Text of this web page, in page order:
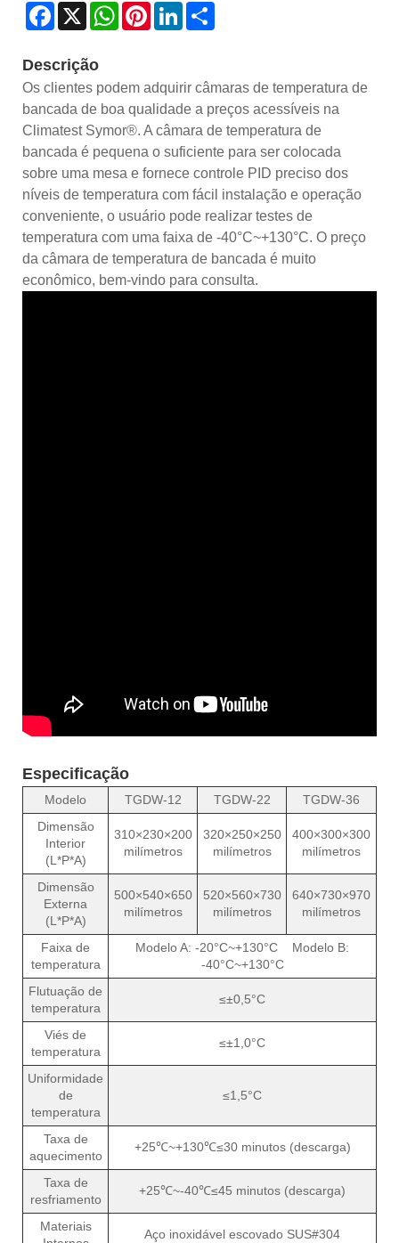
Facebook
X WhatsAppPinterestLinkedIn
Descrição
Os clientes podem adquirir câmaras de temperatura de
bancada de boa qualidade a preços acessíveis na
Climatest Symor®. A câmara de temperatura de
bancada é pequena o suficiente para ser colocada
sobre uma mesa e fornece controle PID preciso dos
níveis de temperatura com fácil instalação e operação
conveniente, o usuário pode realizar testes de
temperatura com uma faixa de -40°C~+130°C. O preço
da câmara de temperatura de bancada é muito
econômico, bem-vindo para consulta.
Especificação
Modelo TGDW-12 TGDW-22
TGDW-36
Dimensão
Interior
(L*P*A)
310×230×200
milímetros
320×250×250
milímetros
400×300×300
milímetros
Dimensão
Externa
(L*P*A)
500×540×650
milímetros
520×560×730
milímetros
640×730×970
milímetros
Faixa de
temperatura
Modelo A: -20°C~+130°C Modelo B:
-40°C~+130°C
Flutuação de
temperatura
≤±0,5°C
Viés de
temperatura
≤±1,0°C
Uniformidade
de
temperatura
≤1,5°C
Taxa de
aquecimento
+25℃~+130℃≤30 minutos (descarga)
Taxa de
resfriamento
+25℃~-40℃≤45 minutos (descarga)
Materiais
Aço inoxidável escovado SUS#304